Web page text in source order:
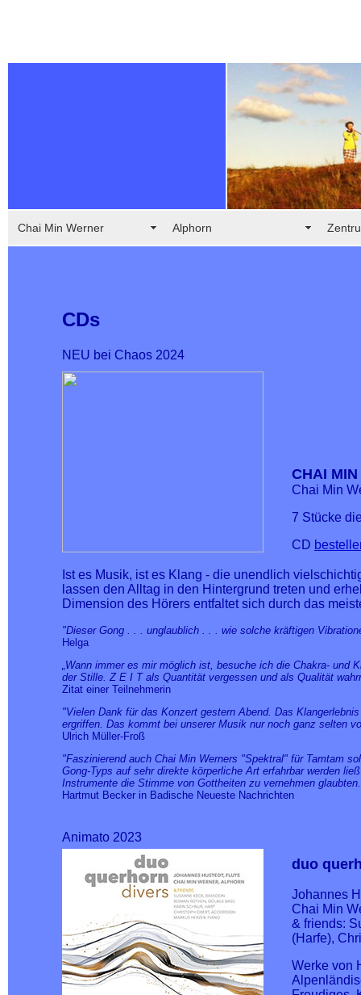
Chai Min Werner Alphorn
CDs
NEU bei Chaos 2024
CHAI
Chai Min
7 Stücke
CD
Ist es Musik, ist es Klang - die unendlich
lassen den Alltag in den Hintergrund treten und
Dimension des Hörers entfaltet sich durch das
"Dieser Gong . . . unglaublich . . . wie solche kräftigen
Helga
„Wann immer es mir möglich ist, besuche ich die Chakra- und
der Stille. Z E I T als Quantität vergessen und als Qualität
Zitat einer Teilnehmerin
"Vielen Dank für das Konzert gestern Abend. Das
ergriffen. Das kommt bei unserer Musik nur noch ganz selten
Ulrich Müller-Froß
"Faszinierend auch Chai Min Werners "Spektral" für Tamtam
Gong-Typs auf sehr direkte körperliche Art erfahrbar werden
Instrumente die Stimme von Gottheiten zu vernehmen
Hartmut Becker in Badische Neueste Nachrichten
Animato 2023
duo
Johannes
Chai Min
& friends:
(Harfe),
Werke von